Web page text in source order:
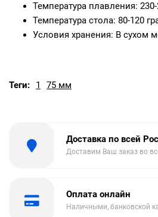
Температура плавления: 230-
Температура стола: 80-120
Условия хранения: В сухом
Теги: 1 75 мм
Доставка по всей
Доставим Ваш заказ во
Оплата онлайн
Наличными, банковской